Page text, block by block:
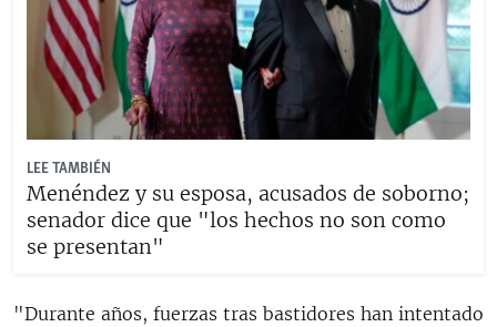
LEE TAMBIÉN
Menéndez y su esposa, acusados de soborno;
senador dice que "los hechos no son como
se presentan"
"Durante años, fuerzas tras bastidores han intentado